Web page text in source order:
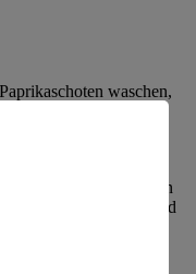
waschen,
Gulasch hineingeben
Zwiebeln zugeben und
und mit dem Gulasch
mit passierten